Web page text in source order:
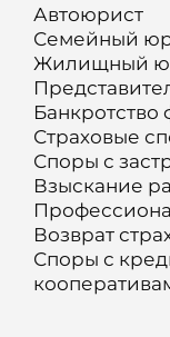
Автоюрист
Семейный
Жилищный
Банкротство
Страховые
Споры с
Взыскание
Возврат
Споры с